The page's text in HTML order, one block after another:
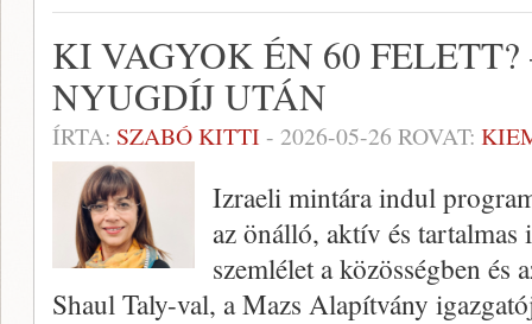
KI VAGYOK ÉN 60
NYUGDÍJ UTÁN
ÍRTA: SZABÓ KITTI - 2026-05-26 ROVAT:
Izraeli mintára indul
az önálló, aktív és
szemlélet a közösségben és
Shaul Taly-val, a Mazs Alapítvány